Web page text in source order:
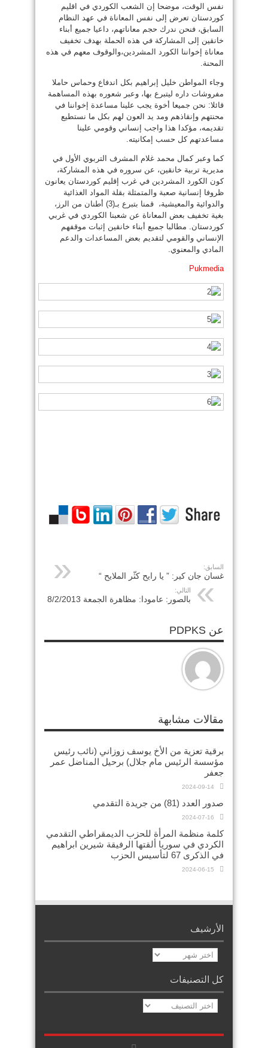
نفس الوقت، موضحا إن الشعب الكوردي في اقليم
كوردستان تعرض إلى نفس المعاناة في عهد النظام
السابق، فنحن ندرك حجم معاناتهم، داعيا جميع أبناء
خانقين إلى المشاركة في هذه الحملة بهدف تخفيف
معاناة إخواننا الكورد المشردين،والوقوف معهم في هذه
المحنة.
وجاء المواطن خليل إبراهيم بكل اندفاع وحماس حاملا
مفروشات داره ليتبرع بها، وعبر شعوره بهذه المساهمة
قائلا: نحن جميعا أخوة يجب علينا مساعدة إخواننا في
محنتهم وإنقاذهم ومد يد العون لهم بكل ما نستطيع
تقديمه، مؤكدا هذا واجب إنساني وقومي علينا
مساعدتهم كل حسب إمكانيته.
كما وعبر كمال محمد غلام المشرف التربوي الأول في
مديرية تربية خانقين، عن سروره في هذه المشاركة،
كون الكورد المشردين في غرب إقليم كوردستان يعانون
ظروفا إنسانية صعبة والمتمثلة بقلة المواد الغذائية
والدوائية والمعيشية، قمنا بتبرع بـ(3) أطنان من الرز،
بغية تخفيف بعض المعاناة عن شعبنا الكوردي في غربي
كوردستان. مطالبا جميع أبناء خانقين إثبات موقفهم
الإنساني والقومي لتقديم بعض المساعدات والدعم
المادي والمعنوي.
Pukmedia
السابق:
غسان جان كير: ” يا رايح كثّر الملايح “
التالي:
بالصور: عامودا: مظاهرة الجمعة 8/2/2013
عن PDPKS
مقالات مشابهة
برقية تعزية من الأخ يوسف زوزاني (نائب رئيس
مؤسسة الرئيس مام جلال) برحيل المناضل عمر
جعفر
2024-09-14
صدور العدد (81) من جريدة التقدمي
2024-07-16
كلمة منظمة المرأة للحزب الديمقراطي التقدمي
الكردي في سوريا ألقتها الرفيقة شيرين ابراهيم
في الذكرى 67 لتأسيس الحزب
2024-06-15
الأرشيف
الأرشيف
كل التصنيفات
كل
التصنيفات